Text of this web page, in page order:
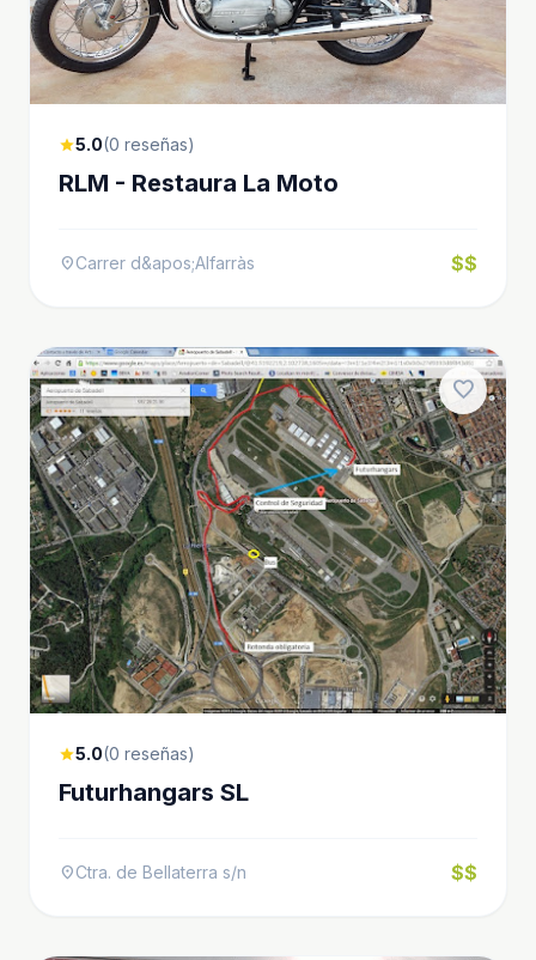
star5.0(0 reseñas)
RLM - Restaura La Moto
location_onCarrer d&apos;Alfarràs $$
favorite
star5.0(0 reseñas)
Futurhangars SL
location_onCtra. de Bellaterra s/n $$